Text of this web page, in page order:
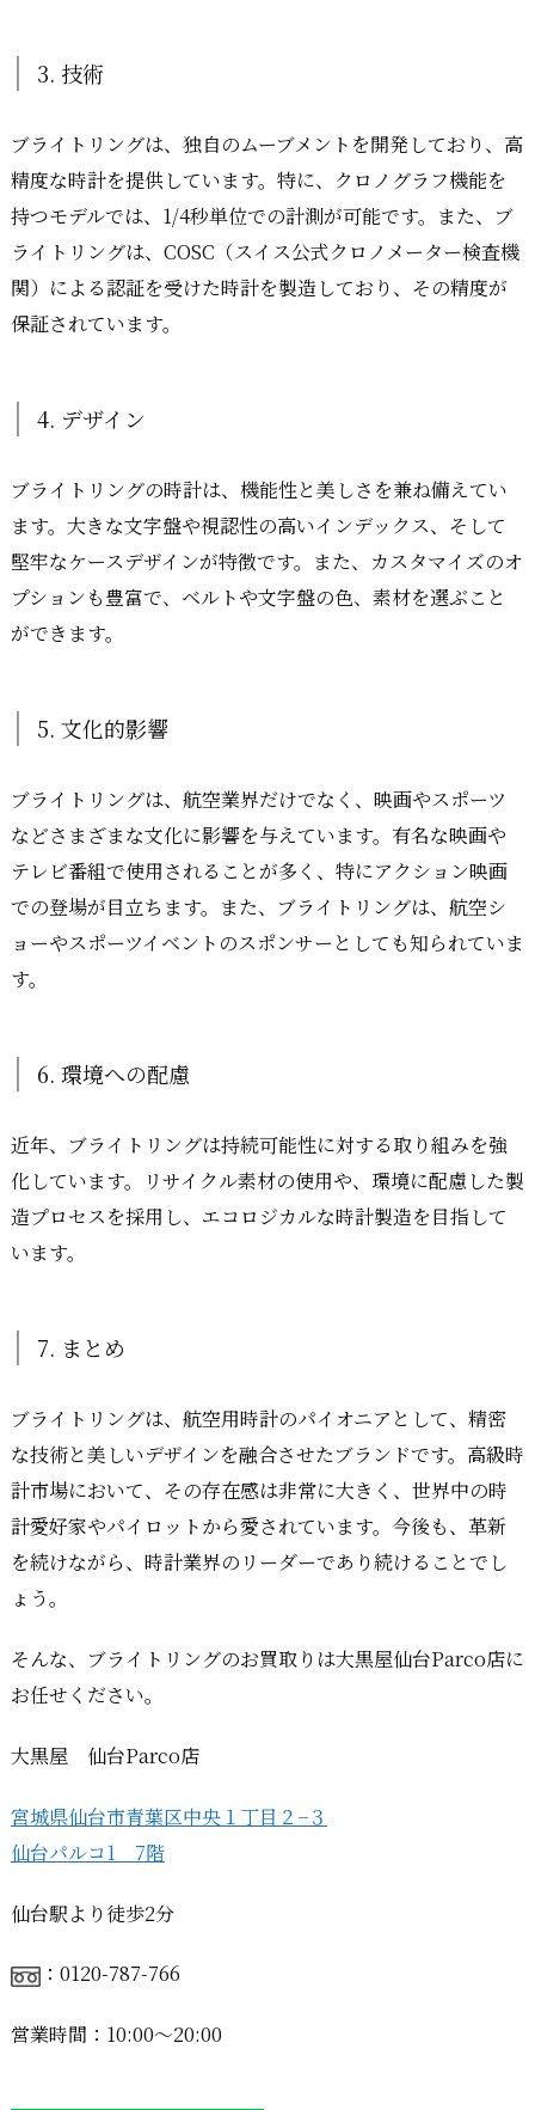
3. 技術
ブライトリングは、独自のムーブメントを開発しており、高
精度な時計を提供しています。特に、クロノグラフ機能を
持つモデルでは、1/4秒単位での計測が可能です。また、ブ
ライトリングは、COSC（スイス公式クロノメーター検査機
関）による認証を受けた時計を製造しており、その精度が
保証されています。
4. デザイン
ブライトリングの時計は、機能性と美しさを兼ね備えてい
ます。大きな文字盤や視認性の高いインデックス、そして
堅牢なケースデザインが特徴です。また、カスタマイズのオ
プションも豊富で、ベルトや文字盤の色、素材を選ぶこと
ができます。
5. 文化的影響
ブライトリングは、航空業界だけでなく、映画やスポーツ
などさまざまな文化に影響を与えています。有名な映画や
テレビ番組で使用されることが多く、特にアクション映画
での登場が目立ちます。また、ブライトリングは、航空シ
ョーやスポーツイベントのスポンサーとしても知られていま
す。
6. 環境への配慮
近年、ブライトリングは持続可能性に対する取り組みを強
化しています。リサイクル素材の使用や、環境に配慮した製
造プロセスを採用し、エコロジカルな時計製造を目指して
います。
7. まとめ
ブライトリングは、航空用時計のパイオニアとして、精密
な技術と美しいデザインを融合させたブランドです。高級時
計市場において、その存在感は非常に大きく、世界中の時
計愛好家やパイロットから愛されています。今後も、革新
を続けながら、時計業界のリーダーであり続けることでし
ょう。
そんな、ブライトリングのお買取りは大黒屋仙台Parco店に
お任せください。
大黒屋 仙台Parco店
宮城県仙台市青葉区中央１丁目２−３
仙台パルコ1 7階
仙台駅より徒歩2分
：0120-787-766
営業時間：10:00〜20:00